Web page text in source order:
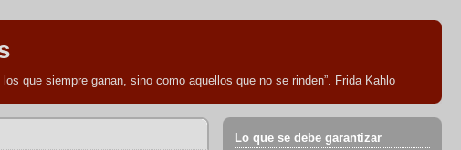
que siempre ganan, sino como aquellos que no se rinden”. Frida Kahlo
Lo que se debe garantizar